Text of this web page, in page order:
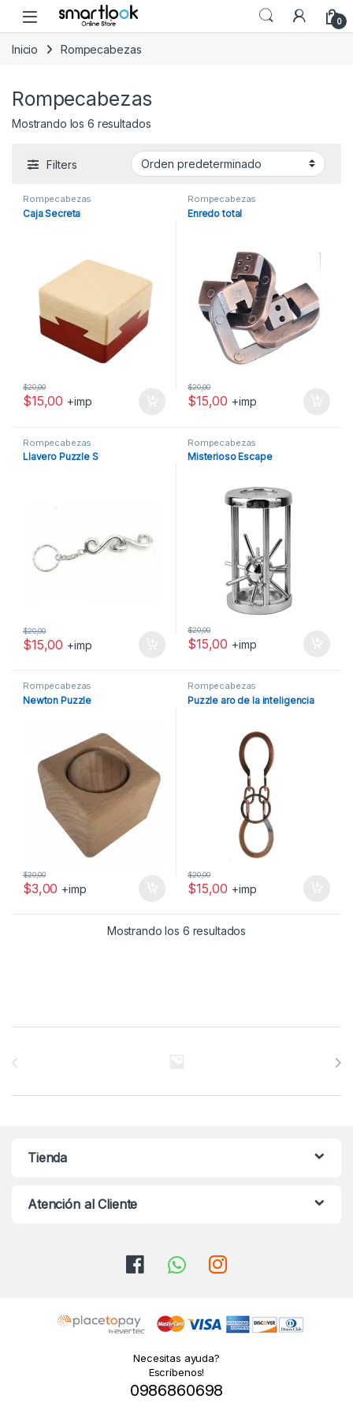
Skip to navigation
Skip to content
Open 0
Inicio Rompecabezas
Rompecabezas
Mostrando los 6 resultados
Filters
Rompecabezas
Caja Secreta
$15,00
$20,00
+imp
Rompecabezas
Enredo total
$15,00
$20,00
+imp
Rompecabezas
Llavero Puzzle S
$15,00
$20,00
+imp
Rompecabezas
Misterioso Escape
$15,00
$20,00
+imp
Rompecabezas
Newton Puzzle
$3,00
$20,00
+imp
Rompecabezas
Puzzle aro de la inteligencia
$15,00
$20,00
+imp
Mostrando los 6 resultados
Tienda
Atención al Cliente
Necesitas ayuda?
Escríbenos!
0986860698